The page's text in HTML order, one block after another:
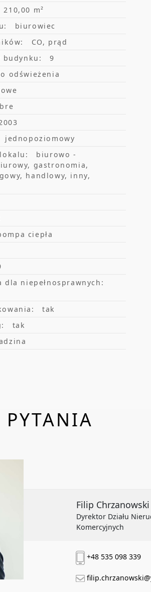
210,00 m²
biurowiec
CO, prąd
budynku:
9
odświeżenia
jednopoziomowy
biurowo -
gastronomia,
handlowy, inny,
ciepła
dla niepełnosprawnych:
tak
tak
PYTANIA
Filip Chrzanowski
Dyrektor Działu
Komercyjnych
+48 535 098 339